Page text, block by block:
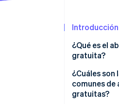
Introducción
¿Qué es el
gratuita?
¿Cuáles
comunes de
gratuitas?